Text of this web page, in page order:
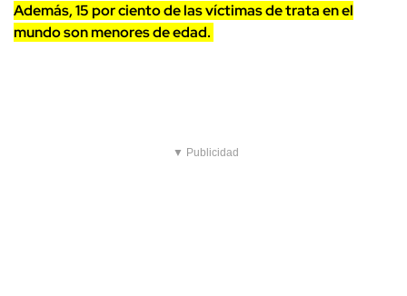
Además, 15 por ciento de las víctimas de trata en el
mundo son menores de edad.
▼ Publicidad